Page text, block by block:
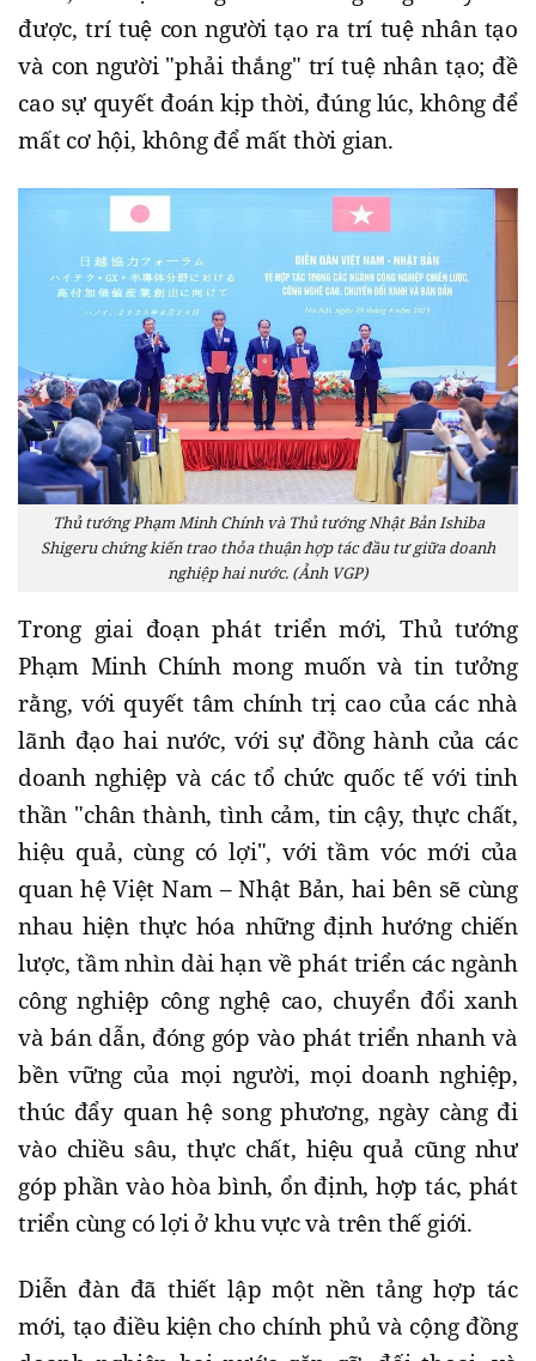
được, trí tuệ con người tạo ra trí tuệ nhân tạo
và con người "phải thắng" trí tuệ nhân tạo; đề
cao sự quyết đoán kịp thời, đúng lúc, không để
mất cơ hội, không để mất thời gian.
Thủ tướng Phạm Minh Chính và Thủ tướng Nhật Bản Ishiba
Shigeru chứng kiến trao thỏa thuận hợp tác đầu tư giữa doanh
nghiệp hai nước. (Ảnh VGP)
Trong giai đoạn phát triển mới, Thủ tướng
Phạm Minh Chính mong muốn và tin tưởng
rằng, với quyết tâm chính trị cao của các nhà
lãnh đạo hai nước, với sự đồng hành của các
doanh nghiệp và các tổ chức quốc tế với tinh
thần "chân thành, tình cảm, tin cậy, thực chất,
hiệu quả, cùng có lợi", với tầm vóc mới của
quan hệ Việt Nam – Nhật Bản, hai bên sẽ cùng
nhau hiện thực hóa những định hướng chiến
lược, tầm nhìn dài hạn về phát triển các ngành
công nghiệp công nghệ cao, chuyển đổi xanh
và bán dẫn, đóng góp vào phát triển nhanh và
bền vững của mọi người, mọi doanh nghiệp,
thúc đẩy quan hệ song phương, ngày càng đi
vào chiều sâu, thực chất, hiệu quả cũng như
góp phần vào hòa bình, ổn định, hợp tác, phát
triển cùng có lợi ở khu vực và trên thế giới.
Diễn đàn đã thiết lập một nền tảng hợp tác
mới, tạo điều kiện cho chính phủ và cộng đồng